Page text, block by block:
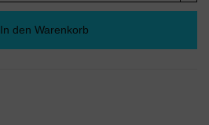
In den Warenkorb